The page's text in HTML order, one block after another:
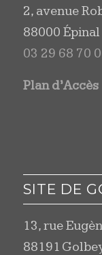
2, avenue
88000 Épinal
03 29 68 70
Plan d’Accès
SITE DE
13, rue
88191